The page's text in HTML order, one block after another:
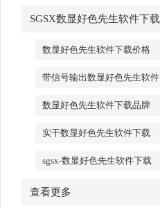
SGSX数显好色先生软件下载
_SGSX数显好色先生软件下载
数显好色先生软件下载价格
带信号输出数显好色先生软件
下载
数显好色先生软件下载品牌
实干数显好色先生软件下载
sgsx-数显好色先生软件下载
查看更多